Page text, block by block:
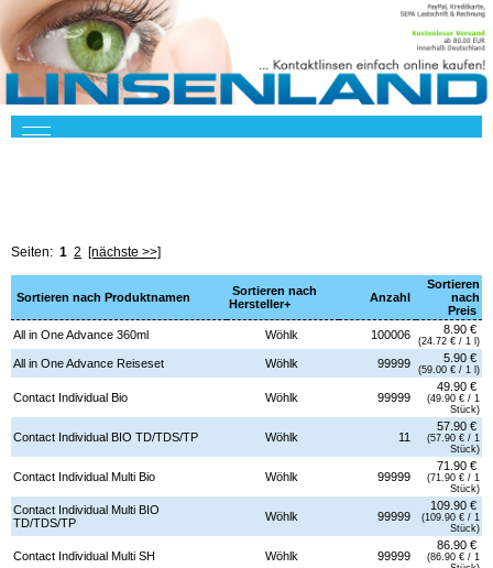
Seiten: 1 2 [nächste >>]
Sortieren nach Produktnamen
Sortieren nach
Hersteller+
Anzahl
Sortieren
nach
Preis
All in One Advance 360ml
Wöhlk 100006 8.90 €
(24.72 € / 1 l)
All in One Advance Reiseset Wöhlk 99999 5.90 €
(59.00 € / 1 l)
Contact Individual Bio Wöhlk 99999
49.90 €
(49.90 € / 1
Stück)
Contact Individual BIO TD/TDS/TP Wöhlk 11
57.90 €
(57.90 € / 1
Stück)
Contact Individual Multi Bio Wöhlk 99999
71.90 €
(71.90 € / 1
Stück)
Contact Individual Multi BIO
TD/TDS/TP
Wöhlk 99999
109.90 €
(109.90 € / 1
Stück)
Contact Individual Multi SH Wöhlk 99999
86.90 €
(86.90 € / 1